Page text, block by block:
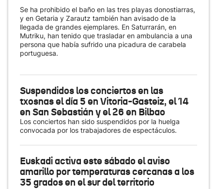
Se ha prohibido el baño en las tres playas donostiarras,
y en Getaria y Zarautz también han avisado de la
llegada de grandes ejemplares. En Saturrarán, en
Mutriku, han tenido que trasladar en ambulancia a una
persona que había sufrido una picadura de carabela
portuguesa.
Suspendidos los conciertos en las
txosnas el día 5 en Vitoria-Gasteiz, el 14
en San Sebastián y el 26 en Bilbao
Los conciertos han sido suspendidos por la huelga
convocada por los trabajadores de espectáculos.
Euskadi activa este sábado el aviso
amarillo por temperaturas cercanas a los
35 grados en el sur del territorio